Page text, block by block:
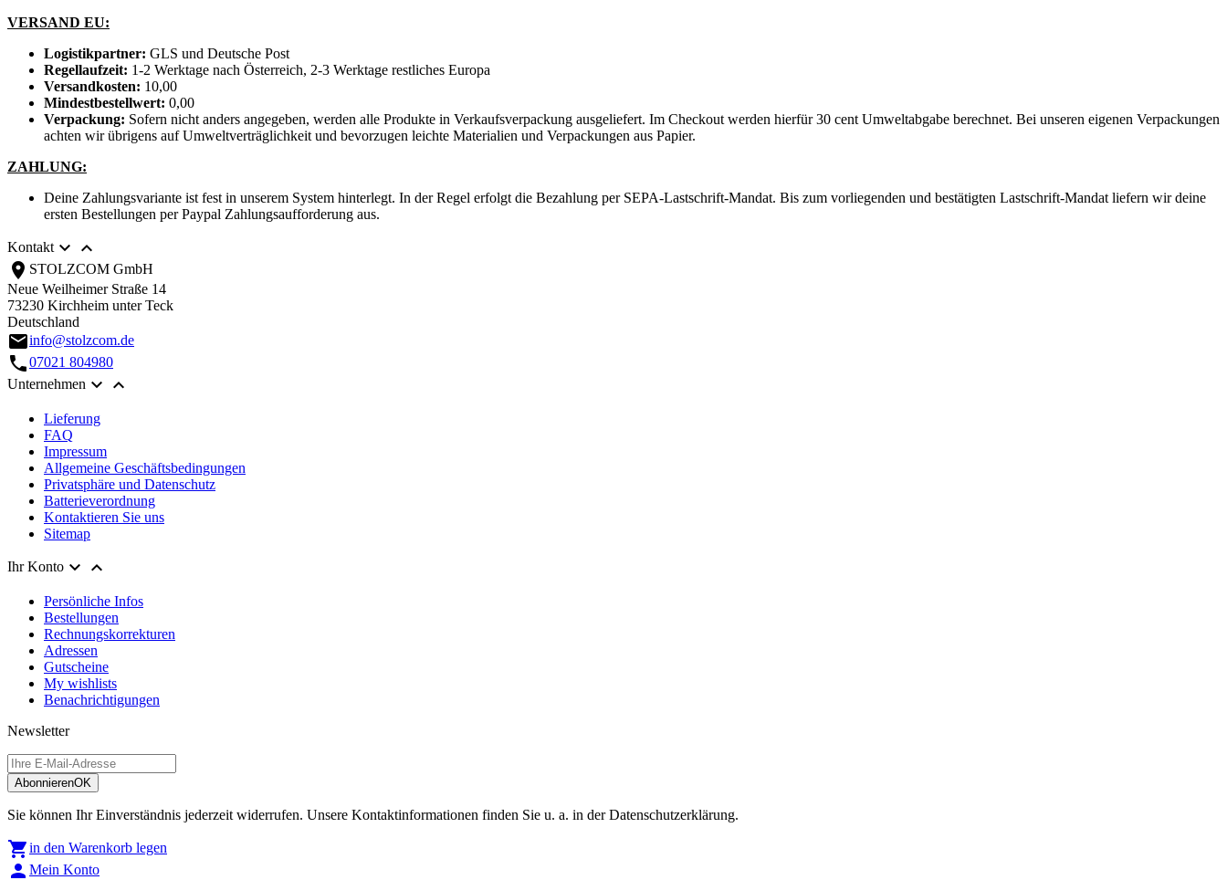
VERSAND EU:
Logistikpartner: GLS und Deutsche Post
Regellaufzeit: 1-2 Werktage nach Österreich, 2-3 Werktage restliches Europa
Versandkosten: 10,00
Mindestbestellwert: 0,00
Verpackung: Sofern nicht anders angegeben, werden alle Produkte in Verkaufsverpackung ausgeliefert. Im Checkout werden hierfür 30 cent Umweltabgabe berechnet. Bei unseren eigenen Verpackungen
achten wir übrigens auf Umweltverträglichkeit und bevorzugen leichte Materialien und Verpackungen aus Papier.
ZAHLUNG:
Deine Zahlungsvariante ist fest in unserem System hinterlegt. In der Regel erfolgt die Bezahlung per SEPA-Lastschrift-Mandat. Bis zum vorliegenden und bestätigten Lastschrift-Mandat liefern wir deine
ersten Bestellungen per Paypal Zahlungsaufforderung aus.
Kontakt 
location_on STOLZCOM GmbH
Neue Weilheimer Straße 14
73230 Kirchheim unter Teck
Deutschland
emailinfo@stolzcom.de
call07021 804980
Unternehmen  
Lieferung
FAQ
Impressum
Allgemeine Geschäftsbedingungen
Privatsphäre und Datenschutz
Batterieverordnung
Kontaktieren Sie uns
Sitemap
Ihr Konto  
Persönliche Infos
Bestellungen
Rechnungskorrekturen
Adressen
Gutscheine
My wishlists
Benachrichtigungen
Newsletter
AbonnierenOK
Sie können Ihr Einverständnis jederzeit widerrufen. Unsere Kontaktinformationen finden Sie u. a. in der Datenschutzerklärung.
in den Warenkorb legen
 Mein Konto